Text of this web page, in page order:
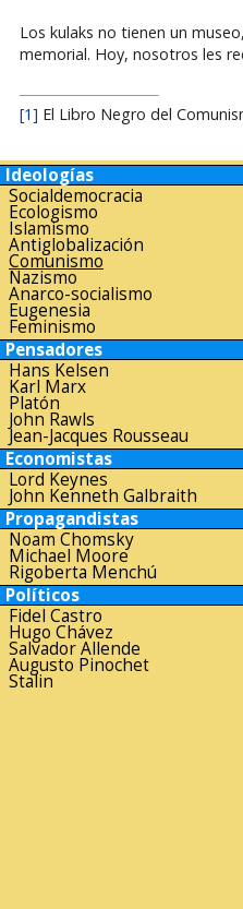
Los kulaks no tienen un
memorial. Hoy, nosotros les
[1] El Libro Negro del
Ideologías
Socialdemocracia
Ecologismo
Islamismo
Antiglobalización
Comunismo
Nazismo
Anarco-socialismo
Eugenesia
Feminismo
Pensadores
Hans Kelsen
Karl Marx
Platón
John Rawls
Jean-Jacques Rousseau
Economistas
Lord Keynes
John Kenneth Galbraith
Propagandistas
Noam Chomsky
Michael Moore
Rigoberta Menchú
Políticos
Fidel Castro
Hugo Chávez
Salvador Allende
Augusto Pinochet
Stalin